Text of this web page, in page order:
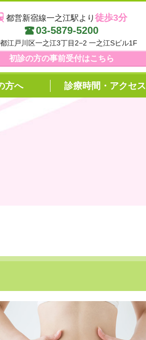
都営新宿線一之江駅より 徒歩3分
03-5879-5200
江戸川区一之江3丁目2−2 一之江Sビル1F
初診の方の事前受付はこちら
方へ 診療時間・アクセス